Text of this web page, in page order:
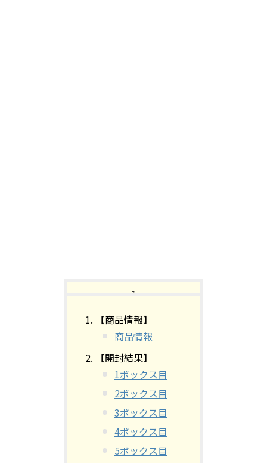
【商品情報】
商品情報
【開封結果】
1ボックス目
2ボックス目
3ボックス目
4ボックス目
5ボックス目